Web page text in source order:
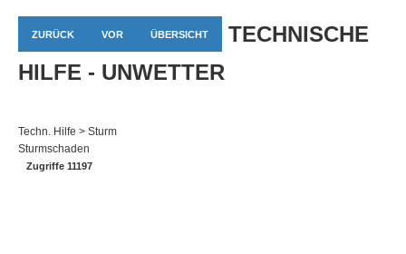
ZURÜCK VOR ÜBERSICHT
TECHNISCHE
HILFE - UNWETTER
Techn. Hilfe > Sturm
Sturmschaden
Zugriffe 11197